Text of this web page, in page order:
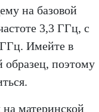
на базовой
3,3 ГГц, с
Имейте в
образец, поэтому
материнской